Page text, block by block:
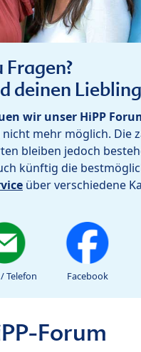
Fragen?
deinen
wir unser HiPP
mehr möglich. Die
bleiben jedoch
künftig die
über verschiedene
Telefon Facebook
Forum